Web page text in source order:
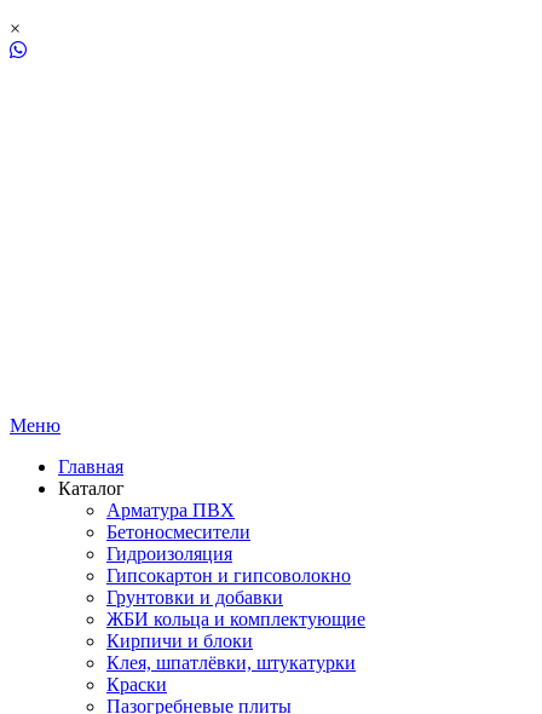
×
Меню
Главная
Каталог
Арматура ПВХ
Бетоносмесители
Гидроизоляция
Гипсокартон и гипсоволокно
Грунтовки и добавки
ЖБИ кольца и комплектующие
Кирпичи и блоки
Клея, шпатлёвки, штукатурки
Краски
Пазогребневые плиты